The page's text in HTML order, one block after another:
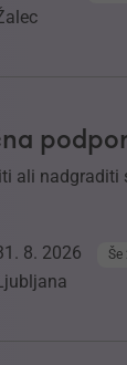
ali nadgraditi
8. 2026 Še